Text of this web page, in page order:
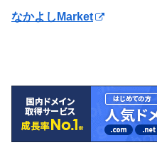
なかよしMarket